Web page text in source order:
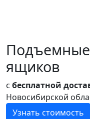
ящиков
с бесплатной
Новосибирской
Узнать стоимость